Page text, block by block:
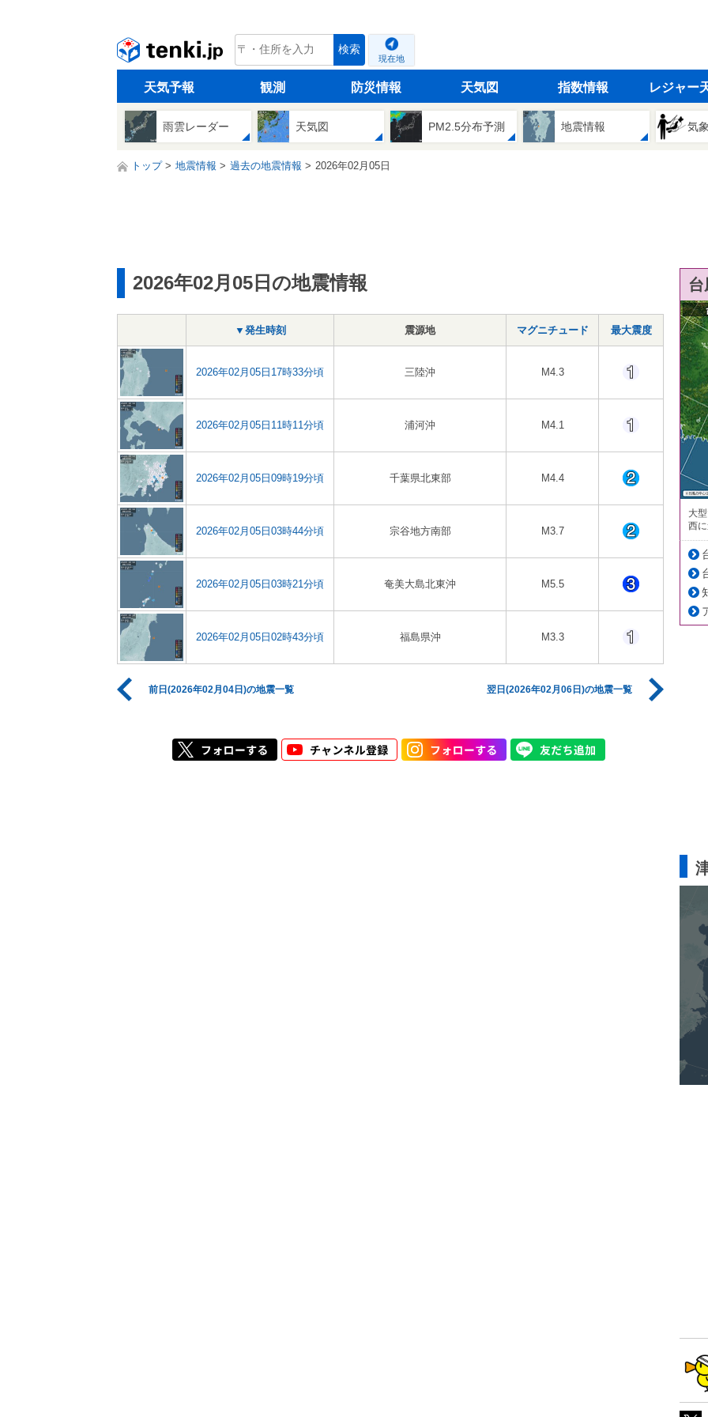
tenki.jp 検索
現在地
天気予報 観測 防災情報 天気図 指数情報 レジャー
雨雲レーダー 天気図 PM2.5分布予測 地震情報 気
トップ 地震情報 過去の地震情報 2026年02月05日
2026年02月05日の地震情報
▼発生時刻 震源地 マグニチュード 最大震度
2026年02月05日17時33分頃 三陸沖 M4.3
2026年02月05日11時11分頃 浦河沖 M4.1
2026年02月05日09時19分頃 千葉県北東部 M4.4
2026年02月05日03時44分頃 宗谷地方南部 M3.7
2026年02月05日03時21分頃 奄美大島北東沖 M5.5
2026年02月05日02時43分頃 福島県沖 M3.3
前日(2026年02月04日)の地震一覧 翌日(2026年02月06日)の地震一覧
大
西